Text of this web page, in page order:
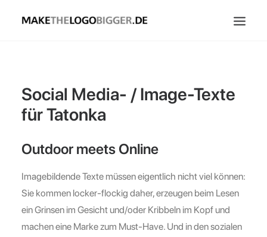
Über Uns
Social Media- / Image-Texte
für Tatonka
Outdoor meets Online
Imagebildende Texte müssen eigentlich nicht viel können:
Sie kommen locker-flockig daher, erzeugen beim Lesen
ein Grinsen im Gesicht und/oder Kribbeln im Kopf und
machen eine Marke zum Must-Have. Und in den sozialen